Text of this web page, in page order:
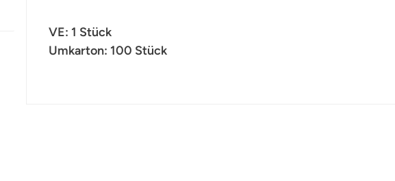
VE: 1 Stück
Umkarton: 100 Stück